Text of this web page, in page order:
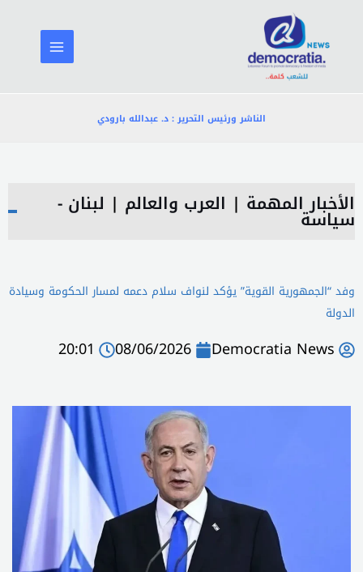
المحتوى
الناشر ورئيس التحرير : د. عبدالله بارودي
الأخبار المهمة | العرب والعالم | لبنان -
سياسة
وفد “الجمهورية القوية” يؤكد لنواف سلام دعمه لمسار الحكومة وسيادة
الدولة
Democratia News
08/06/2026
20:01